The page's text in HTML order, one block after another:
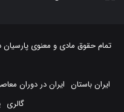
تمام حقوق مادی و معنوی پارسیان
ایران باستان ایران در دوران
گالری